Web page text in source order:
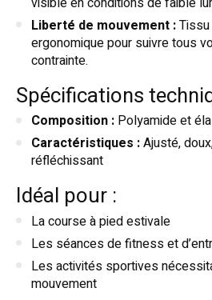
Liberté de mouvement :
ergonomique pour suivre tous
contrainte.
Spécifications
Composition : Polyamide et
Caractéristiques :Ajusté,
réfléchissant
Idéal pour :
La course à pied estivale
Les séances de fitness et
Les activités sportives
mouvement